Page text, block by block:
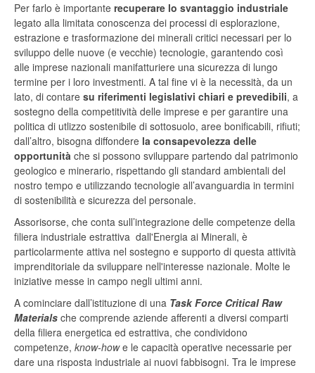
Per farlo è importante recuperare lo svantaggio industriale
legato alla limitata conoscenza dei processi di esplorazione,
estrazione e trasformazione dei minerali critici necessari per lo
sviluppo delle nuove (e vecchie) tecnologie, garantendo così
alle imprese nazionali manifatturiere una sicurezza di lungo
termine per i loro investmenti. A tal fine vi è la necessità, da un
lato, di contare su riferimenti legislativi chiari e prevedibili, a
sostegno della competitività delle imprese e per garantire una
politica di utlizzo sostenibile di sottosuolo, aree bonificabili, rifiuti;
dall’altro, bisogna diffondere la consapevolezza delle
opportunità che si possono sviluppare partendo dal patrimonio
geologico e minerario, rispettando gli standard ambientali del
nostro tempo e utilizzando tecnologie all’avanguardia in termini
di sostenibilità e sicurezza del personale.
Assorisorse, che conta sull’integrazione delle competenze della
filiera industriale estrattiva dall'Energia ai Minerali, è
particolarmente attiva nel sostegno e supporto di questa attività
imprenditoriale da sviluppare nell'interesse nazionale. Molte le
iniziative messe in campo negli ultimi anni.
A cominciare dall’istituzione di una Task Force Critical Raw
Materials che comprende aziende afferenti a diversi comparti
della filiera energetica ed estrattiva, che condividono
competenze, know-howe le capacità operative necessarie per
dare una risposta industriale ai nuovi fabbisogni. Tra le imprese